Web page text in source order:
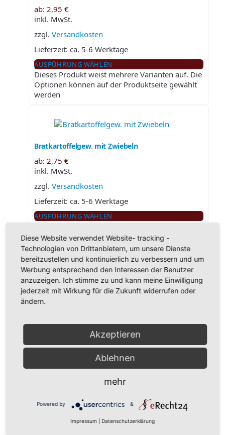
ab: 2,95 €
inkl. MwSt.
zzgl. Versandkosten
Lieferzeit: ca. 5-6 Werktage
AUSFÜHRUNG WÄHLEN
Dieses Produkt weist mehrere Varianten auf. Die
Optionen können auf der Produktseite gewählt
werden
Bratkartoffelgew. mit Zwiebeln
ab: 2,75 €
inkl. MwSt.
zzgl. Versandkosten
Lieferzeit: ca. 5-6 Werktage
AUSFÜHRUNG WÄHLEN
Optionen können auf der Produktseite gewählt
werden
Bratkartoffelgew. ohne Zwiebeln
inkl. MwSt.
Versandkosten
ca. 5-6 Werktage
AUSFÜHRUNG WÄHLEN
Dieses Produkt weist mehrere Varianten auf. Die
Optionen können auf der Produktseite gewählt
Diese Website verwendet Website- tracking -
Technologien von Drittanbietern, um unsere Dienste
bereitzustellen und kontinuierlich zu verbessern und um
Werbung entsprechend den Interessen der Benutzer
anzuzeigen. Ich stimme zu und kann meine Einwilligung
jederzeit mit Wirkung für die Zukunft widerrufen oder
ändern.
Akzeptieren
Ablehnen
mehr
Powered by &
Impressum Datenschutzerklärung